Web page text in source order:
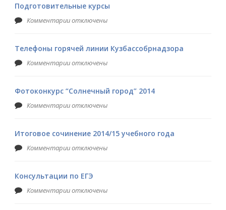
Подготовительные курсы
Комментарии отключены
Телефоны горячей линии Кузбассобрнадзора
Комментарии отключены
Фотоконкурс “Солнечный город” 2014
Комментарии отключены
Итоговое сочинение 2014/15 учебного года
Комментарии отключены
Консультации по ЕГЭ
Комментарии отключены